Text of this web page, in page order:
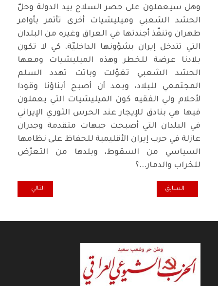
وهل سيعملون على حصر السلاح بيد الدولة وحلّ
الحشد الشعبي وميليشيات أخرى تأتمر بأوامر
طهران وتنفّذ أجندتها في العراق وغيره من البلدان
التي تتدخل إيران بشؤونها الداخليّة، كي لا تكون
بلادنا عرضة للخطر وهذه الميليشيات ومعها
الحشد الشعبي تغوّلت وباتت تهدد السلم
المجتمعي للبلاد، وبعد أن أصبح أبناؤنا وقودا
لأحلام ولي الفقيه كون الميليشيات التي يعملون
فيها هي بنادق للإيجار عند الحرس الثوري الإيراني
في البلدان التي أصبحت جبهات متقدمة وجدران
عازلة في حرب إيران الأقليمية للحفاظ على نظامها
السياسي من السقوط، وبلدها من التعرّض
للخراب والدمار...؟
المقال السابق: أيعرفون ما الوطن؟
السابق المقال التالي:
التالي